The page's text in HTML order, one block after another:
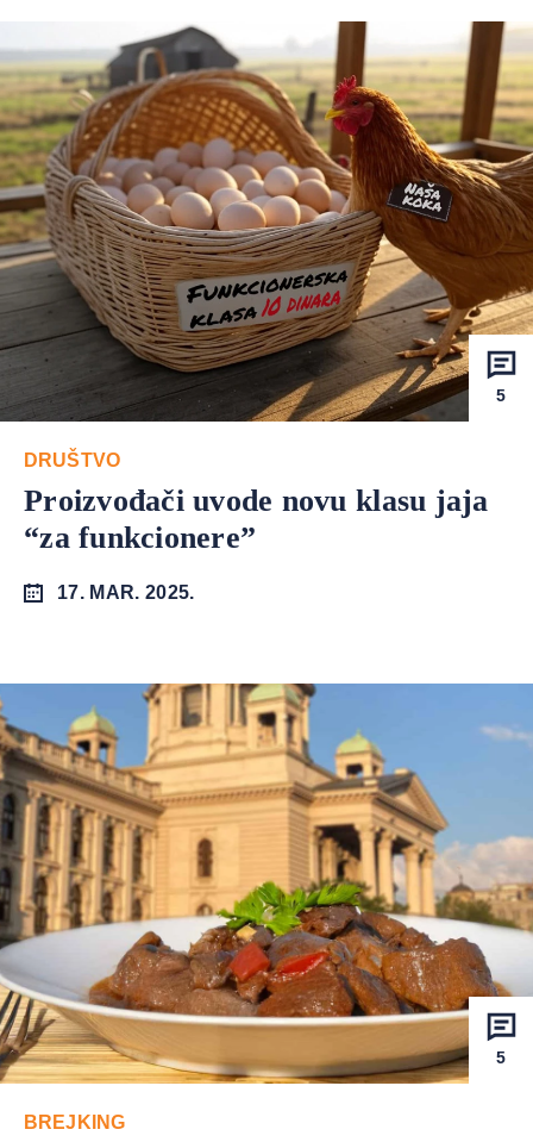
5
DRUŠTVO
Proizvođači uvode novu klasu jaja
“za funkcionere”
17. MAR. 2025.
5
BREJKING